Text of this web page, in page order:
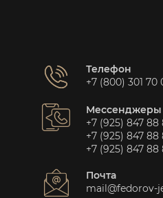
Телефон
+7 (800) 301 70
Мессенджеры
+7 (925) 847 88
+7 (925) 847 88
+7 (925) 847 88
Почта
mail@fedorov-